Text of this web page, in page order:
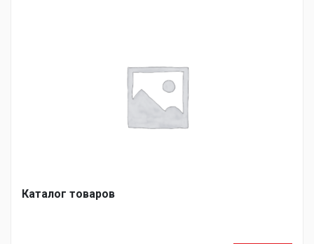
Каталог товаров